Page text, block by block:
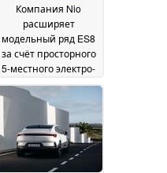
Компания Nio
расширяет
модельный ряд ES8
за счёт просторного
5-местного электро-
SUV12 July 2026